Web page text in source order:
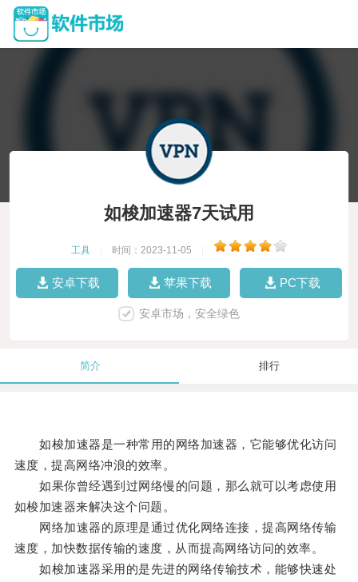
如梭加速器7天试用
工具 时间：2023-11-05
安卓下载 苹果下载 PC下载
安卓市场，安全绿色
简介 排行
如梭加速器是一种常用的网络加速器，它能够优化访问
速度，提高网络冲浪的效率。
如果你曾经遇到过网络慢的问题，那么就可以考虑使用
如梭加速器来解决这个问题。
网络加速器的原理是通过优化网络连接，提高网络传输
速度，加快数据传输的速度，从而提高网络访问的效率。
如梭加速器采用的是先进的网络传输技术，能够快速处